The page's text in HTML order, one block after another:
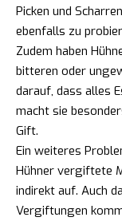
Picken und
ebenfalls zu
Zudem haben
bitteren oder
darauf, dass alles
macht sie
Gift.
Ein weiteres
Hühner vergiftete
indirekt auf. Auch
Vergiftungen